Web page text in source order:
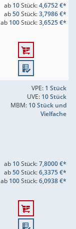
ab 10Stück:4,6752 €*
ab50Stück:3,7986 €*
ab 100Stück:3,6525 €*
VPE: 1 Stück
UVE: 10 Stück
MBM: 10 Stück und
Vielfache
ab 10Stück:7,8000 €*
ab50Stück:6,3375 €*
ab 100Stück:6,0938 €*